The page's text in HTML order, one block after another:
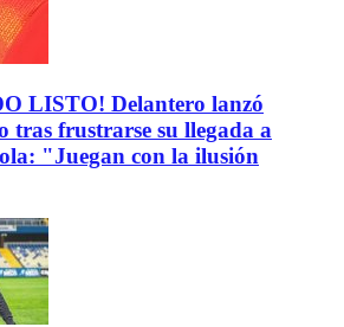
LISTO! Delantero lanzó
tras frustrarse su llegada a
"Juegan con la ilusión